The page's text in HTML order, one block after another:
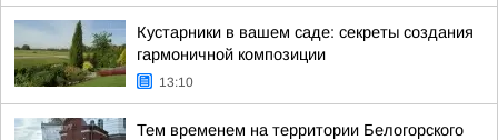
Кустарники в вашем саде: секреты создания
гармоничной композиции
13:10
Тем временем на территории Белогорского